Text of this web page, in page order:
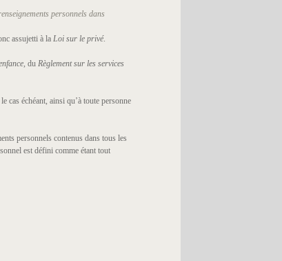
personnels dans
assujetti à la Loi sur le privé.
du Règlement sur les services
cas échéant, ainsi qu’à toute personne
personnels contenus dans tous les
est défini comme étant tout